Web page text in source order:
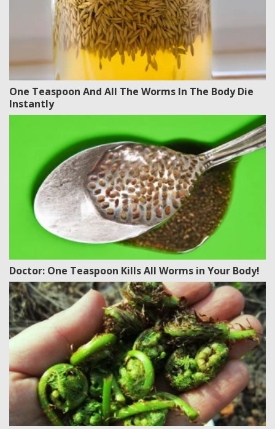
One Teaspoon And All The Worms In The Body Die
Instantly
Doctor: One Teaspoon Kills All Worms in Your Body!